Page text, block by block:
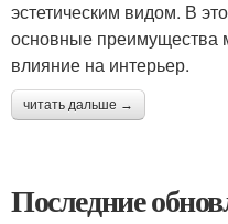
эстетическим видом. В
основные преимущества
влияние на интерьер.
читать дальше →
Последние